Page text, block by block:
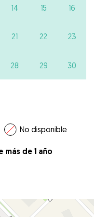
14 15 16
21 22 23
28 29 30
No disponible
de 1 año